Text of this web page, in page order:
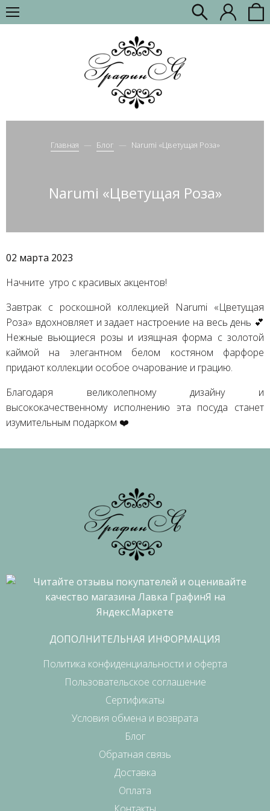
Главная Блог Narumi «Цветущая Роза»
Narumi «Цветущая Роза»
02 марта 2023
Начните утро с красивых акцентов!
Завтрак с роскошной коллекцией Narumi «Цветущая
Роза» вдохновляет и задает настроение на весь день 💕
Нежные вьющиеся розы и изящная форма с золотой
каймой на элегантном белом костяном фарфоре
придают коллекции особое очарование и грацию.
Благодаря великолепному дизайну и
высококачественному исполнению эта посуда станет
изумительным подарком ❤️
ДОПОЛНИТЕЛЬНАЯ ИНФОРМАЦИЯ
Политика конфиденциальности и оферта
Пользовательское соглашение
Сертификаты
Условия обмена и возврата
Блог
Обратная связь
Доставка
Оплата